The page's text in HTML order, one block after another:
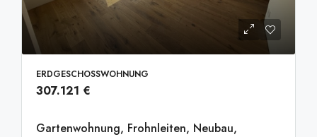
ERDGESCHOSSWOHNUNG
307.121 €
Gartenwohnung, Frohnleiten, Neubau,